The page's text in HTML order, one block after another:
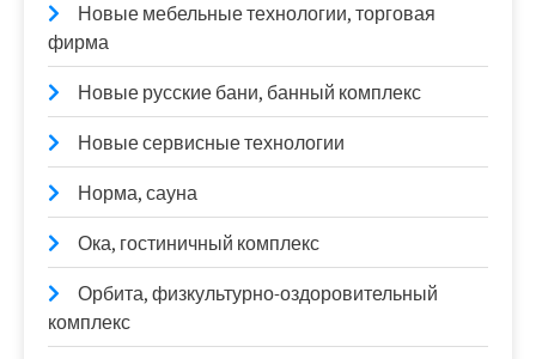
Новые мебельные технологии, торговая
фирма
Новые русские бани, банный комплекс
Новые сервисные технологии
Норма, сауна
Ока, гостиничный комплекс
Орбита, физкультурно-оздоровительный
комплекс